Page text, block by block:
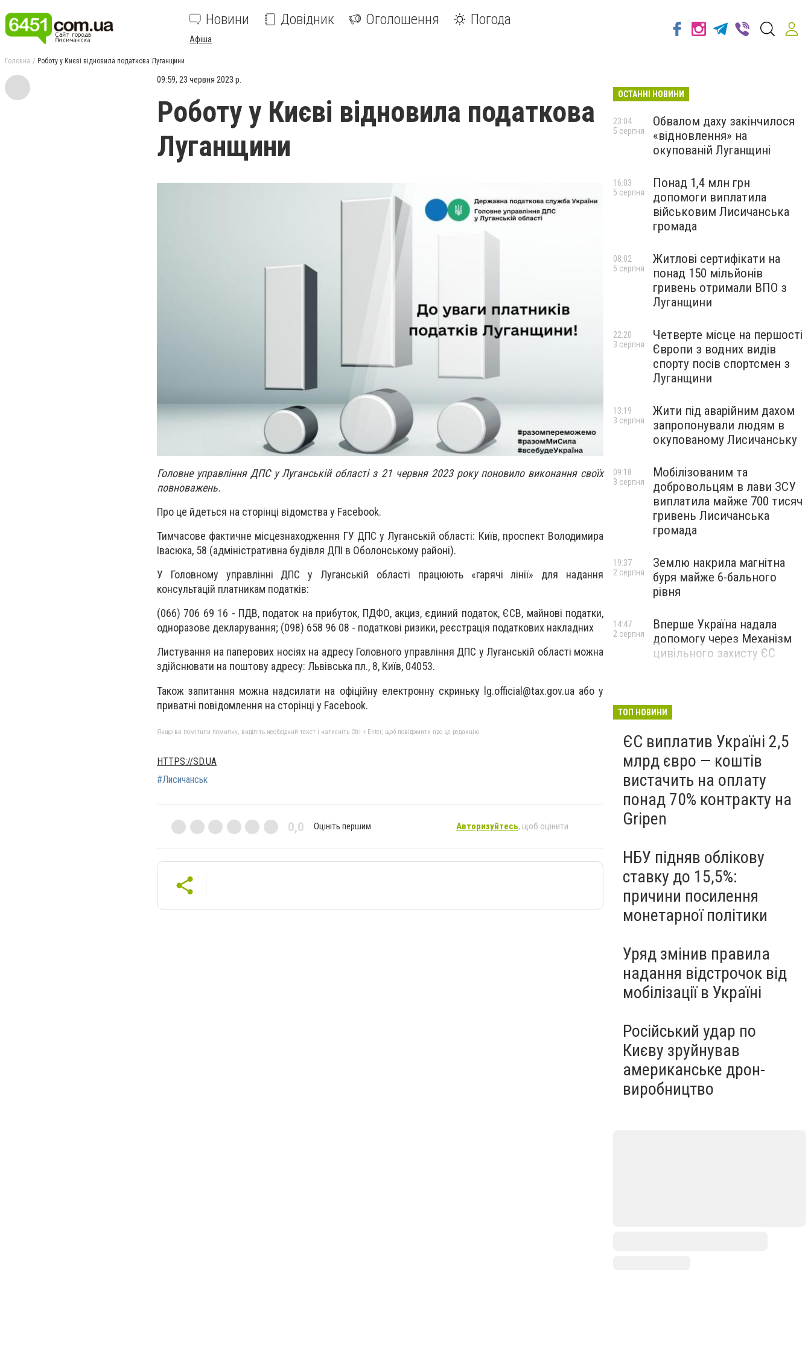
Новини Довідник Оголошення Погода
Афіша
Головна Роботу у Києві відновила податкова Луганщини
09:59, 23 червня 2023 р.
Роботу у Києві відновила податкова
Луганщини
Головне управління ДПС у Луганській області з 21 червня 2023 року поновило виконання своїх
повноважень.
Про це йдеться на сторінці відомства у Facebook.
Тимчасове фактичне місцезнаходження ГУ ДПС у Луганській області: Київ, проспект Володимира
Івасюка, 58 (адміністративна будівля ДПІ в Оболонському районі).
У Головному управлінні ДПС у Луганській області працюють «гарячі лінії» для надання
консультацій платникам податків:
(066) 706 69 16 - ПДВ, податок на прибуток, ПДФО, акциз, єдиний податок, ЄСВ, майнові податки,
одноразове декларування; (098) 658 96 08 - податкові ризики, реєстрація податкових накладних
Листування на паперових носіях на адресу Головного управління ДПС у Луганській області можна
здійснювати на поштову адресу: Львівська пл., 8, Київ, 04053.
Також запитання можна надсилати на офіційну електронну скриньку lg.official@tax.gov.ua або у
приватні повідомлення на сторінці у Facebook.
Якщо ви помітили помилку, виділіть необхідний текст і натисніть Ctrl + Enter, щоб повідомити про це редакцію
HTTPS://SD.UA
#Лисичанськ
0,0 Оцініть першим Авторизуйтесь, щоб оцінити
ОСТАННІ НОВИНИ
Обвалом даху закінчилося
«відновлення» на
окупованій Луганщині
23:04
5 серпня
Понад 1,4 млн грн
допомоги виплатила
військовим Лисичанська
громада
16:03
5 серпня
Житлові сертифікати на
понад 150 мільйонів
гривень отримали ВПО з
Луганщини
08:02
5 серпня
Четверте місце на першості
Європи з водних видів
спорту посів спортсмен з
Луганщини
22:20
3 серпня
Жити під аварійним дахом
запропонували людям в
окупованому Лисичанську
13:19
3 серпня
Мобілізованим та
добровольцям в лави ЗСУ
виплатила майже 700 тисяч
гривень Лисичанська
громада
09:18
3 серпня
Землю накрила магнітна
буря майже 6-бального
рівня
19:37
2 серпня
Вперше Україна надала
допомогу через Механізм
цивільного захисту ЄС
14:47
2 серпня
ТОП НОВИНИ
ЄС виплатив Україні 2,5
млрд євро — коштів
вистачить на оплату
понад 70% контракту на
Gripen
НБУ підняв облікову
ставку до 15,5%:
причини посилення
монетарної політики
Уряд змінив правила
надання відстрочок від
мобілізації в Україні
Російський удар по
Києву зруйнував
американське дрон-
виробництво